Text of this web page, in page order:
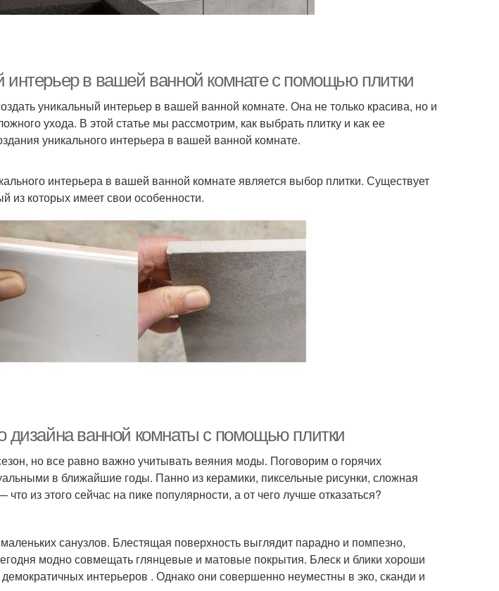
интерьер в вашей ванной комнате с помощью плитки
уникальный интерьер в вашей ванной комнате. Она не только красива, но и
ухода. В этой статье мы рассмотрим, как выбрать плитку и как ее
уникального интерьера в вашей ванной комнате.
интерьера в вашей ванной комнате является выбор плитки. Существует
из которых имеет свои особенности.
дизайна ванной комнаты с помощью плитки
но все равно важно учитывать веяния моды. Поговорим о горячих
в ближайшие годы. Панно из керамики, пиксельные рисунки, сложная
из этого сейчас на пике популярности, а от чего лучше отказаться?
санузлов. Блестящая поверхность выглядит парадно и помпезно,
модно совмещать глянцевые и матовые покрытия. Блеск и блики хороши
демократичных интерьеров . Однако они совершенно неуместны в эко, сканди и